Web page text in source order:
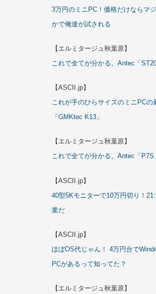
3万円のミニPC！価格だけならマ
かで俺達が試される
【エルミタージュ秋葉原】
これで全てが分かる。Antec「
【ASCII.jp】
これが手のひらサイズのミニPCの
「GMKtec K13」
【エルミタージュ秋葉原】
これで全てが分かる。Antec「P7S
【ASCII.jp】
40型5Kモニターで10万円切り！
業だ
【ASCII.jp】
ほぼOS代じゃん！ 4万円台で
PCがあるって知ってた？
【エルミタージュ秋葉原】